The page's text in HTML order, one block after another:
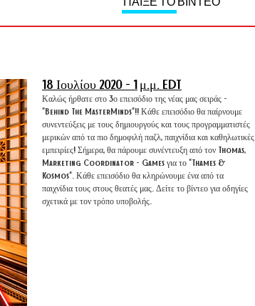
18 Ιουλίου 2020 - 1 μ.μ. EDT
Καλώς ήρθατε στο 3ο επεισόδιο της νέας μας σειράς -
"Behind The MasterMinds"!! Κάθε επεισόδιο θα παίρνουμε
συνεντεύξεις με τους δημιουργούς και τους προγραμματιστές
μερικών από τα πιο δημοφιλή παζλ, παιχνίδια και καθηλωτικές
εμπειρίες! Σήμερα, θα πάρουμε συνέντευξη από τον Thomas,
Marketing Coordinator - Games για το "Thames &
Kosmos". Κάθε επεισόδιο θα κληρώνουμε ένα από τα
παιχνίδια τους στους θεατές μας. Δείτε το βίντεο για οδηγίες
σχετικά με τον τρόπο υποβολής.